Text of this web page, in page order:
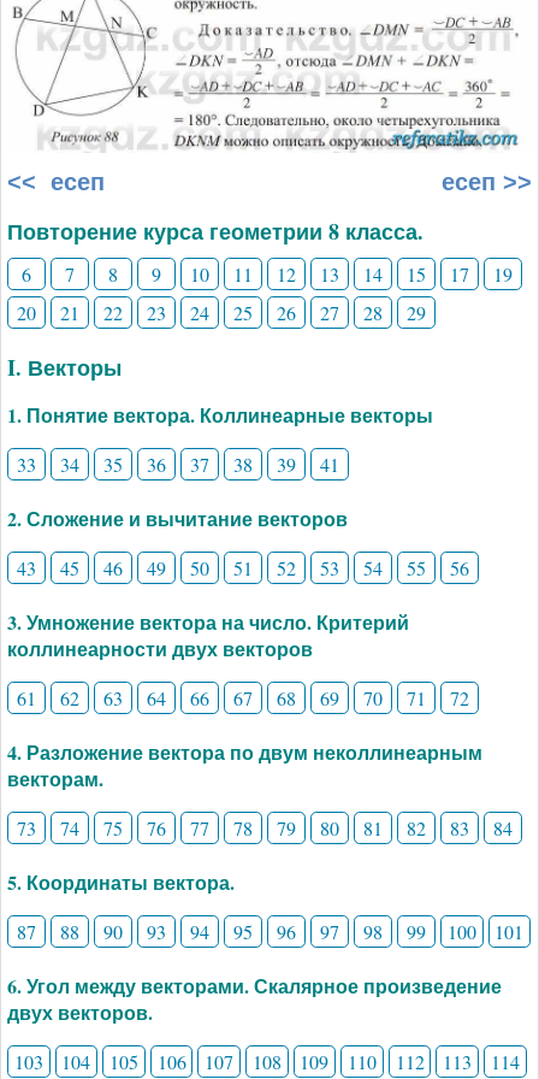
<< есеп есеп >>
Повторение курса геометрии 8 класса.
6 7 8 9 10 11 12 13 14 15 17
19
20
21 22 23 24 25 26 27 28 29
I. Векторы
1. Понятие вектора. Коллинеарные векторы
33 34 35 36 37 38 39 41
2. Сложение и вычитание векторов
43 45 46 49 50 51 52 53 54 55 56
3. Умножение вектора на число. Критерий
коллинеарности двух векторов
61 62 63 64 66 67 68 69 70 71 72
4. Разложение вектора по двум неколлинеарным
векторам.
73 74 75 76 77 78 79 80 81 82 83 84
5. Координаты вектора.
87 88 90 93 94 95 96 97 98 99 100 101
6. Угол между векторами. Скалярное произведение
двух векторов.
103 104 105 106 107 108 109 110 112 113 114